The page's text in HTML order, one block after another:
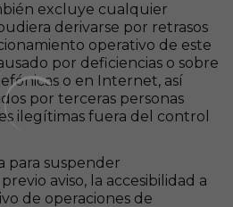
excluye cualquier
derivarse por retrasos
operativo de este
por deficiencias o sobre
o en Internet, así
por terceras personas
ilegítimas fuera del control
para suspender
aviso, la accesibilidad a
de operaciones de